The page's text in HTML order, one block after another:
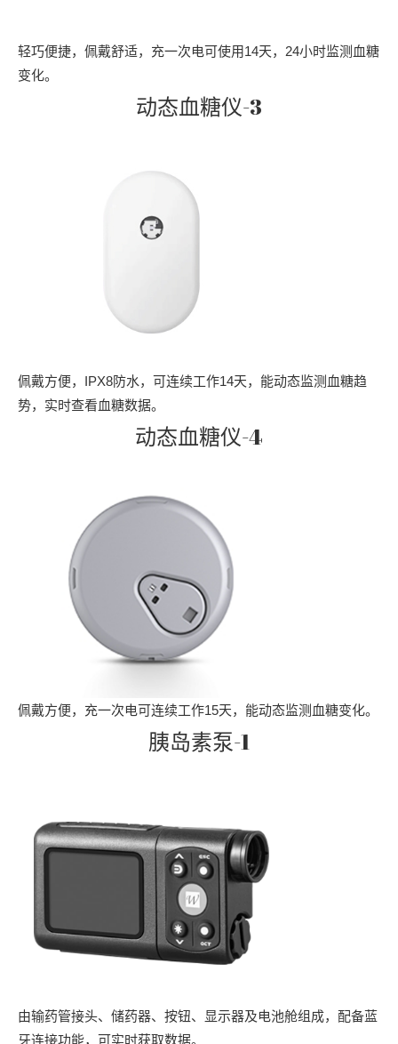
轻巧便捷，佩戴舒适，充一次电可使用14天，24小时监测血糖
变化。
动态血糖仪-3
佩戴方便，IPX8防水，可连续工作14天，能动态监测血糖趋
势，实时查看血糖数据。
动态血糖仪-4
佩戴方便，充一次电可连续工作15天，能动态监测血糖变化。
胰岛素泵-1
由输药管接头、储药器、按钮、显示器及电池舱组成，配备蓝
牙连接功能，可实时获取数据。